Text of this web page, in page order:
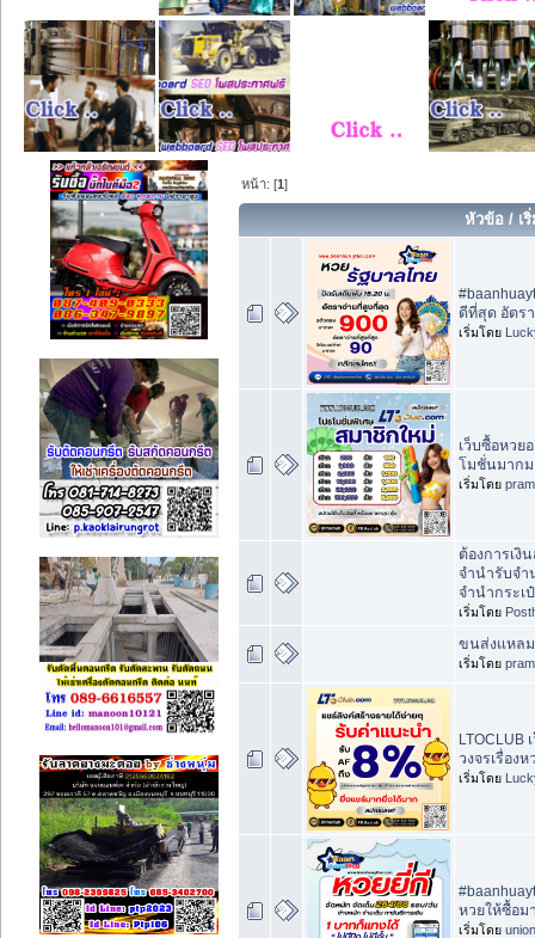
หน้า: [1]
หัวข้อ / เ
ดีที่สุด อัตร
เริ่มโดย
เว็บซื้อหวย
โมชั่นมาก
เริ่มโดย
ต้องการเงิ
จำนำรับจ
จำนำกระเ
เริ่มโดย
ขนส่งแหลม
เริ่มโดย
LTOCLUB
วงจรเรื่อง
เริ่มโดย
หวยให้ซื้อ
เริ่มโดย